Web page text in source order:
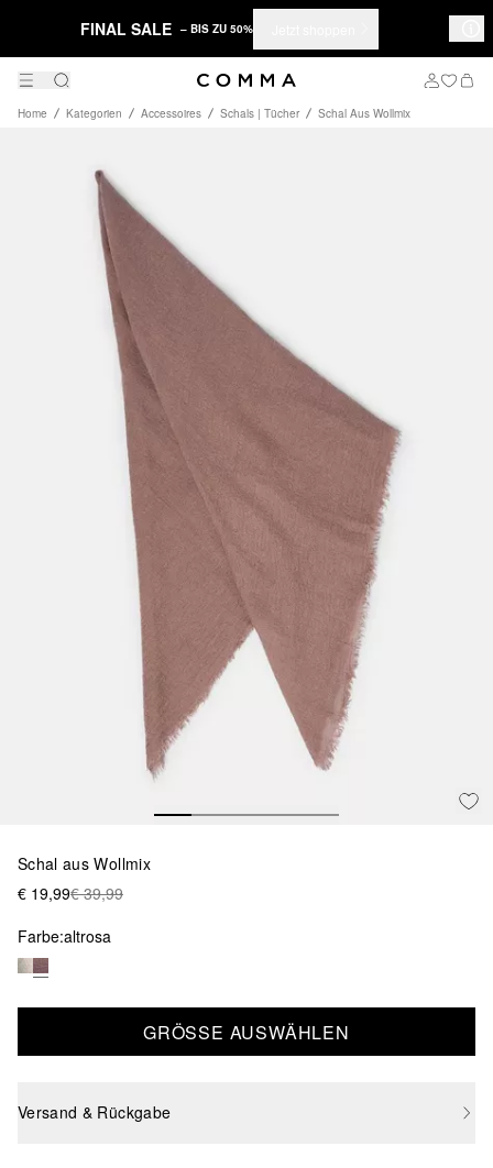
FINAL SALE – BIS ZU 50%
Home Kategorien Accessoires Schals | Tücher Schal Aus Wollmix
Schal aus Wollmix
€ 19,99€ 39,99
Farbe:altrosa
GRÖSSE AUSWÄHLEN
Versand & Rückgabe